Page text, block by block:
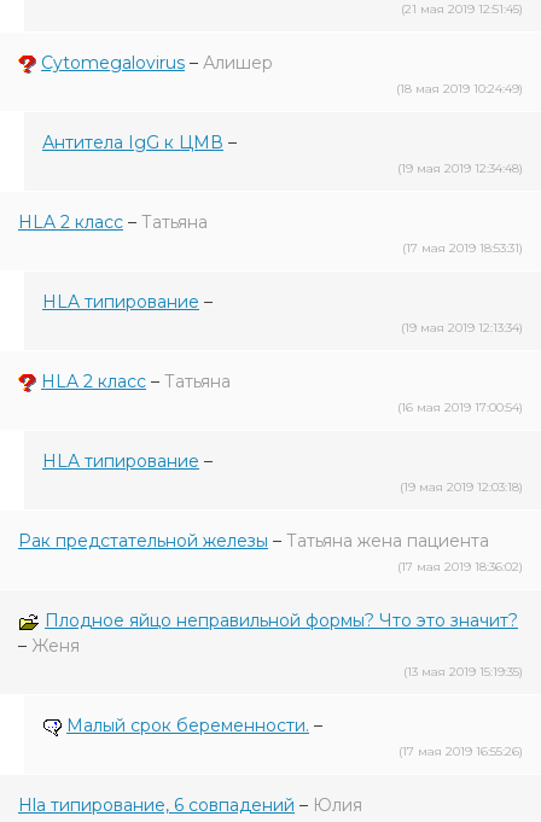
(21 мая 2019 12:51:45)
Cytomegalovirus – Алишер
(18 мая 2019 10:24:49)
Антитела IgG к ЦМВ –
(19 мая 2019 12:34:48)
HLA 2 класс – Татьяна
(17 мая 2019 18:53:31)
HLA типирование –
(19 мая 2019 12:13:34)
HLA 2 класс – Татьяна
(16 мая 2019 17:00:54)
HLA типирование –
(19 мая 2019 12:03:18)
Рак предстательной железы – Татьяна жена пациента
(17 мая 2019 18:36:02)
Плодное яйцо неправильной формы? Что это значит?
– Женя
(13 мая 2019 15:19:35)
Малый срок беременности. –
(17 мая 2019 16:55:26)
Hla типирование, 6 совпадений – Юлия